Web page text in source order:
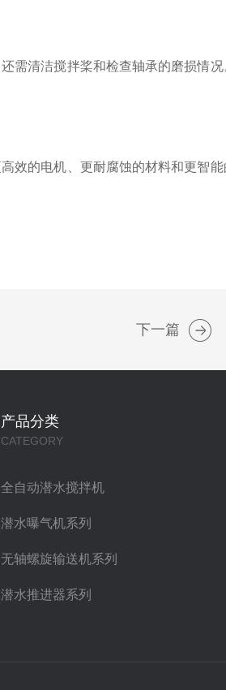
清洁搅拌桨和检查轴承的磨损情
的电机、更耐腐蚀的材料和更智
下一篇
产品分类
CATEGORY
全自动潜水搅拌机
潜水曝气机系列
无轴螺旋输送机系列
潜水推进器系列